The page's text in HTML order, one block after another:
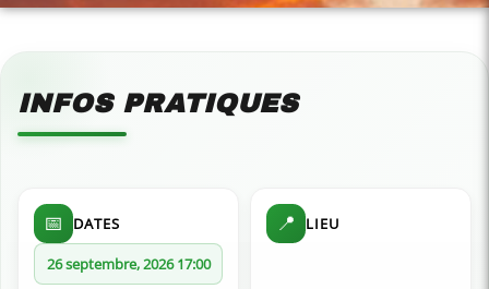
INFOS PRATIQUES
📅 DATES
26 septembre, 2026 17:00
📍 LIEU